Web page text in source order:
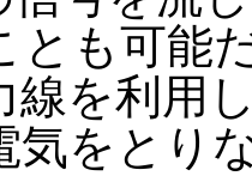
とも可能
線を利用
気をとり